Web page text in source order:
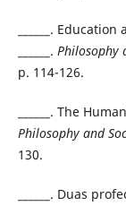
______.
______. Philosophy
p. 114-126.
______. The
Philosophy and
130.
______. Duas